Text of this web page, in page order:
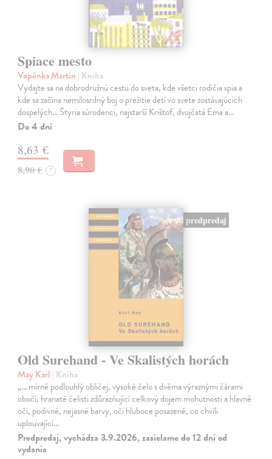
Spiace mesto
Vopěnka Martin | Kniha
Vydajte sa na dobrodružnú cestu do sveta, kde všetci rodičia spia a
kde sa začína nemilosrdný boj o prežitie detí vo svete zostávajúcich
dospelých... Štyria súrodenci, najstarší Krištof, dvojčatá Ema a…
Do 4 dní
8,63 €
8,90 € ?
predpredaj
Old Surehand - Ve Skalistých horách
May Karl | Kniha
„… mírně podlouhlý obličej, vysoké čelo s dvěma výraznými čárami
obočí, hranaté čelisti zdůrazňující celkový dojem mohutnosti a hlavně
oči, podivné, nejasné barvy, oči hluboce posazené, co chvíli
uplouvající…
Predpredaj, vychádza 3.9.2026, zasielame do 12 dní od
vydania